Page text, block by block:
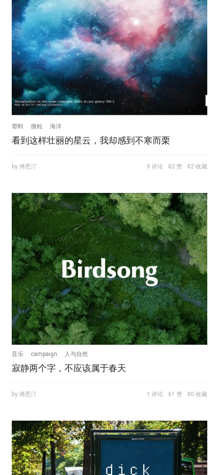
塑料 微粒 海洋
看到这样壮丽的星云，我却感到不寒而栗
by 傅悉汀 9 评论 82 赞 82 收藏
音乐 campaign 人与自然
寂静两个字，不应该属于春天
by 傅悉汀 1 评论 61 赞 80 收藏